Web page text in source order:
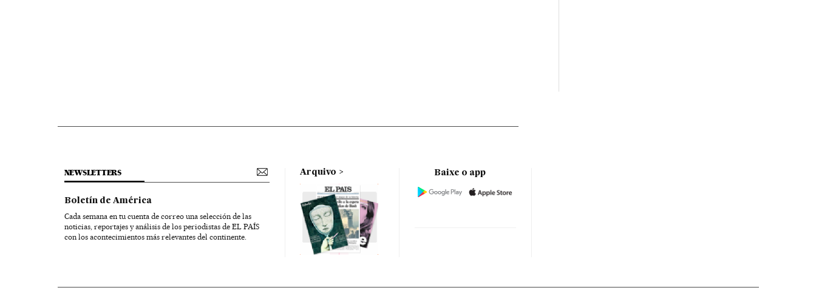
NEWSLETTERS
Boletín de América
Cada semana en tu cuenta de correo una selección de las
noticias, reportajes y análisis de los periodistas de EL PAÍS
con los acontecimientos más relevantes del continente.
Arquivo Baixe o app